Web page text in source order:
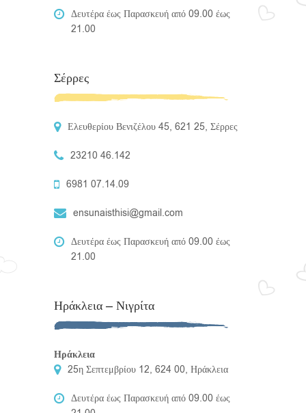
Δευτέρα έως Παρασκευή από 09.00 έως
21.00
Σέρρες
Ελευθερίου Βενιζέλου 45, 621 25, Σέρρες
23210 46.142
6981 07.14.09
ensunaisthisi@gmail.com
Δευτέρα έως Παρασκευή από 09.00 έως
21.00
Ηράκλεια – Νιγρίτα
Ηράκλεια
25η Σεπτεμβρίου 12, 624 00, Ηράκλεια
Δευτέρα έως Παρασκευή από 09.00 έως